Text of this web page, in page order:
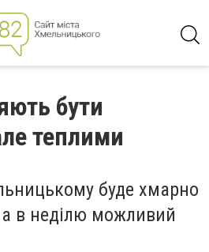
бути
теплими
буде хмарно
в неділю можливий